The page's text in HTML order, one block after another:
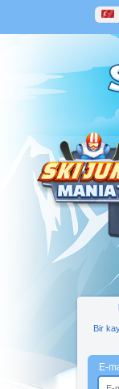
Bir
E-